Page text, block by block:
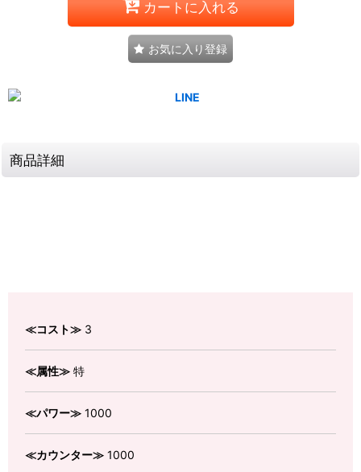
カートに入れる
お気に入り登録
商品詳細
≪コスト≫ 3
≪属性≫ 特
≪パワー≫ 1000
≪カウンター≫ 1000